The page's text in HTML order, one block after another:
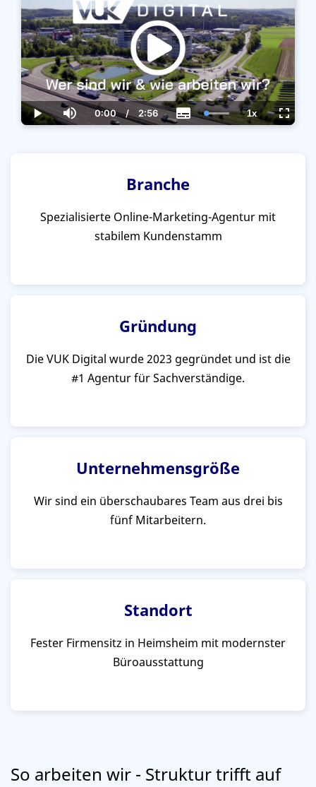
Play Mute
Current
Time
0:00 / Duration
2:56 SubtitlesLoaded:
100.00%
1xPlayback
Rate
Branche
Spezialisierte Online-Marketing-Agentur mit
stabilem Kundenstamm
Gründung
Die VUK Digital wurde 2023 gegründet und ist die
#1 Agentur für Sachverständige.
Unternehmensgröße
Wir sind ein überschaubares Team aus drei bis
fünf Mitarbeitern.
Standort
Fester Firmensitz in Heimsheim mit modernster
Büroausstattung
So arbeiten wir - Struktur trifft auf